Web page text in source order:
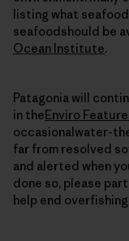
listing what
seafoodshould be
Ocean Institute.
Patagonia will
in the Enviro
occasionalwater-
far from resolved
and alerted when
done so, please
help end